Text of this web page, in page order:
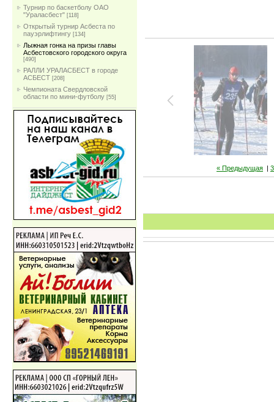
Турнир по баскетболу ОАО
"Ураласбест" [118]
Открытый турнир Асбеста по
пауэрлифтингу [134]
Лыжная гонка на призы главы
Асбестовского городского округа
[490]
РАЛЛИ УРАЛАСБЕСТ в городе
АСБЕСТ [208]
Чемпионата Свердловской
области по мини-футболу [55]
« Предыдущая |